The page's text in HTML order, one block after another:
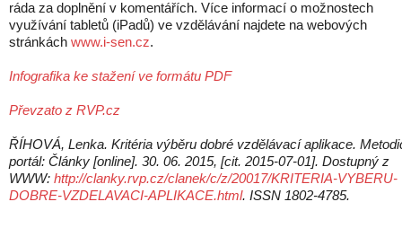
ráda za doplnění v komentářích. Více informací o možnostech
využívání tabletů (iPadů) ve vzdělávání najdete na webových
stránkách www.i-sen.cz.
Infografika ke stažení ve formátu PDF
Převzato z RVP.cz
ŘÍHOVÁ, Lenka. Kritéria výběru dobré vzdělávací aplikace.
portál: Články [online]. 30. 06. 2015, [cit. 2015-07-01]. Dostupný z
WWW: http://clanky.rvp.cz/clanek/c/z/20017/KRITERIA-VYBERU-
DOBRE-VZDELAVACI-APLIKACE.html. ISSN 1802-4785.